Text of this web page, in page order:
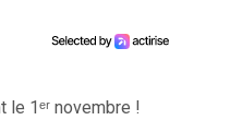
le 1ᵉʳ novembre !